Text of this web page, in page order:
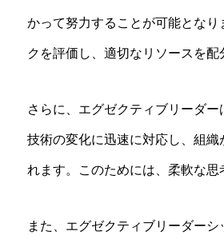
かって努力することが可能とな
クを評価し、適切なリソースを配
さらに、エグゼクティブリーダ
技術の変化に迅速に対応し、組
れます。このためには、柔軟な思
また、エグゼクティブリーダー